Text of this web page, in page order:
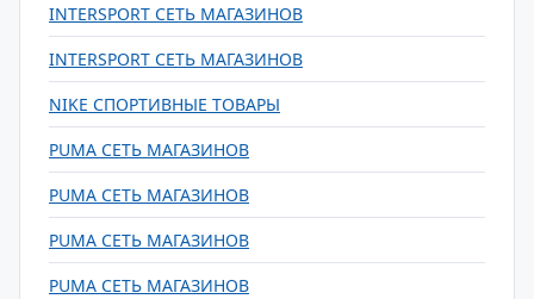
INTERSPORT СЕТЬ МАГАЗИНОВ
INTERSPORT СЕТЬ МАГАЗИНОВ
NIKE СПОРТИВНЫЕ ТОВАРЫ
PUMA СЕТЬ МАГАЗИНОВ
PUMA СЕТЬ МАГАЗИНОВ
PUMA СЕТЬ МАГАЗИНОВ
PUMA СЕТЬ МАГАЗИНОВ